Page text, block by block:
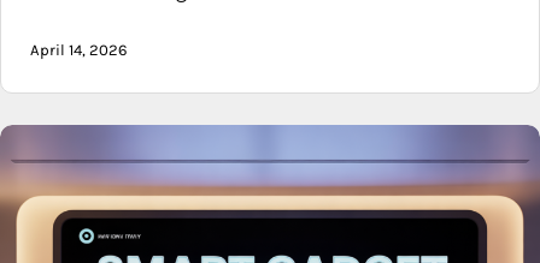
April 14, 2026